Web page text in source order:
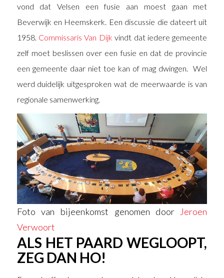
vond dat Velsen een fusie aan moest gaan met
Beverwijk en Heemskerk. Een discussie die dateert uit
1958. Commissaris Van Dijk vindt dat iedere gemeente
zelf moet beslissen over een fusie en dat de provincie
een gemeente daar niet toe kan of mag dwingen. Wel
werd duidelijk uitgesproken wat de meerwaarde is van
regionale samenwerking.
Foto van bijeenkomst genomen door
Jeroen
Verwoort
ALS HET PAARD WEGLOOPT,
ZEG DAN HO!